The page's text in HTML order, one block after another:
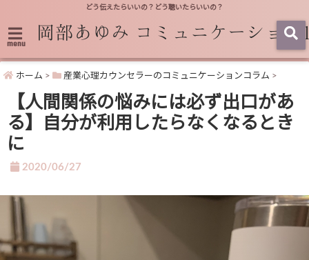
どう伝えたらいいの？どう聴いたらいいの？
menu
ホーム > 産業心理カウンセラーのコミュニケーションコラム >
【人間関係の悩みには必ず出口があ
る】自分が利用したらなくなるとき
に
2020/06/27